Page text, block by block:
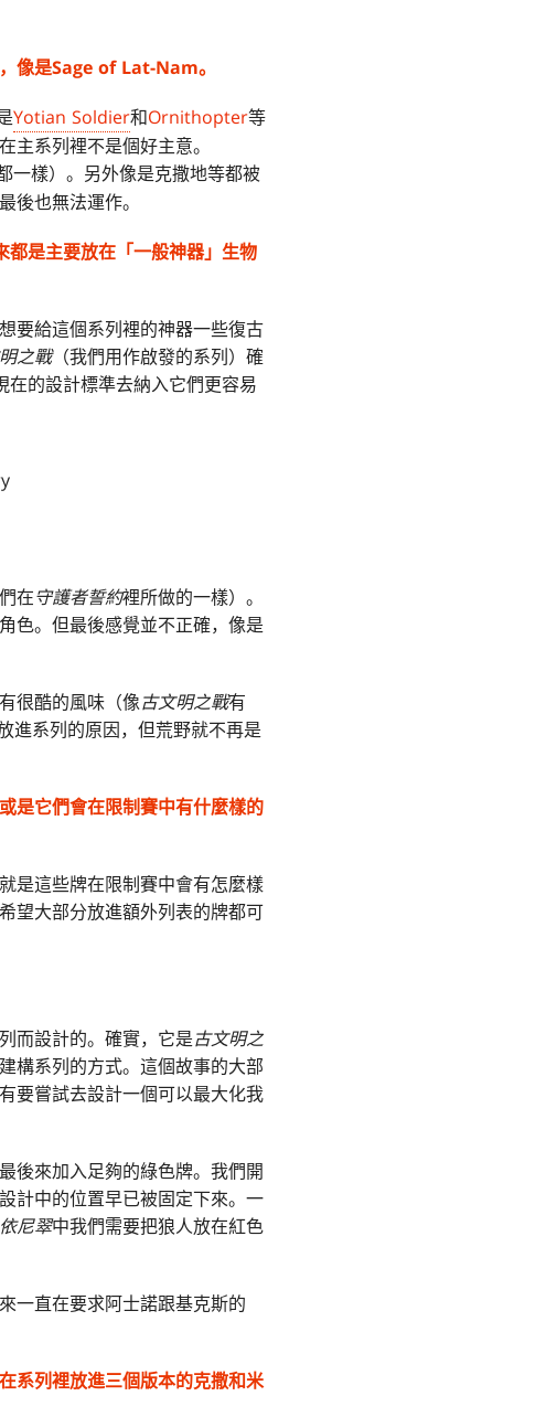
像是Sage of Lat-Nam。
Yotian Soldier和Ornithopter等
系列裡不是個好主意。
一樣）。另外像是克撒地等都被
後也無法運作。
是主要放在「一般神器」生物
要給這個系列裡的神器一些復古
之戰（我們用作啟發的系列）確
的設計標準去納入它們更容易
在守護者誓約裡所做的一樣）。
色。但最後感覺並不正確，像是
很酷的風味（像古文明之戰有
進系列的原因，但荒野就不再是
是它們會在限制賽中有什麼樣的
是這些牌在限制賽中會有怎麼樣
望大部分放進額外列表的牌都可
而設計的。確實，它是古文明之
構系列的方式。這個故事的大部
要嘗試去設計一個可以最大化我
後來加入足夠的綠色牌。我們開
計中的位置早已被固定下來。一
依尼翠中我們需要把狼人放在紅色
一直在要求阿士諾跟基克斯的
系列裡放進三個版本的克撒和米